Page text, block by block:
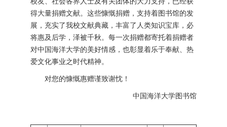
得大量捐赠文献。这些慷慨捐赠，支持着图书馆的发
展，充实了我校文献典藏，丰富了人类知识宝库，必
将惠及后学，泽被千秋。每一次捐赠都寄托着捐赠者
对中国海洋大学的美好情感，也彰显着乐于奉献、热
爱文化事业之时代精神。
对您的慷慨惠赠谨致谢忱！
中国海洋大学图书馆